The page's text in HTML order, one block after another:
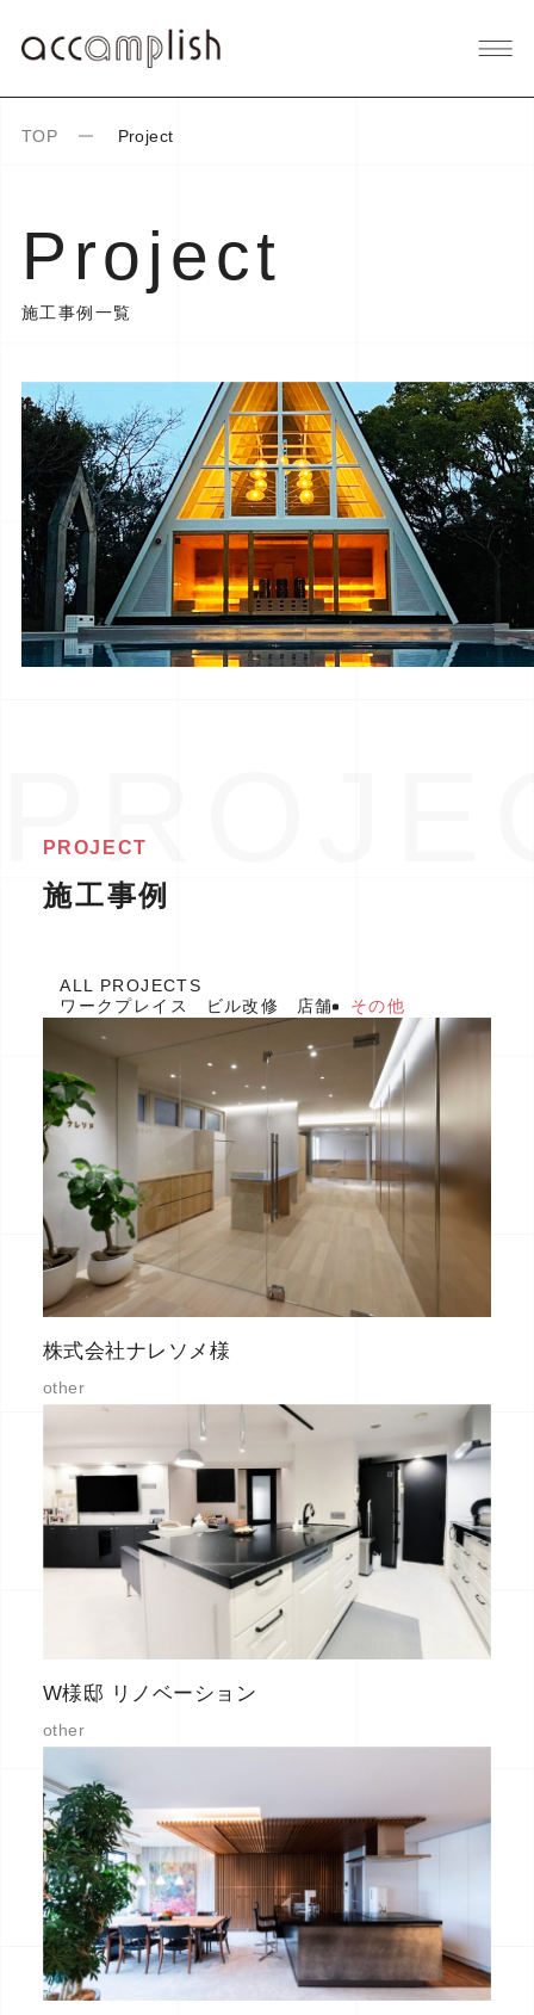
TOP Project
Project
施工事例一覧
PROJECT
施工事例
ALL PROJECTS
ワークプレイス
ビル改修 店舗 その他
株式会社ナレソメ様
other
W様邸 リノベーション
other